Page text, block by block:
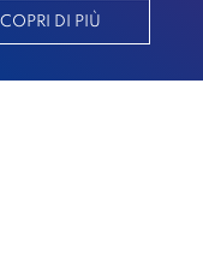
DI PIÙ